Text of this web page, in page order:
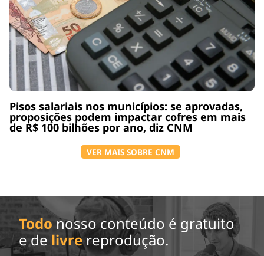
Pisos salariais nos municípios: se aprovadas,
proposições podem impactar cofres em mais
de R$ 100 bilhões por ano, diz CNM
VER MAIS SOBRE CNM
Todo nosso conteúdo é gratuito
e de livrereprodução.